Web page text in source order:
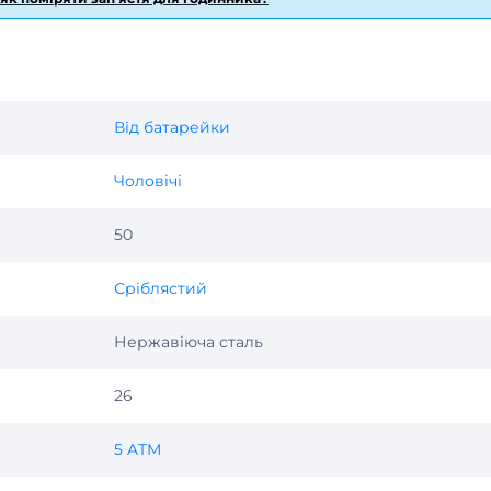
стрілки на циферблаті.
й динаміки.
вибір для тих, хто хоче стильний і водночас практичний
з функціональністю, необхідною в щоденному житті.
Від батарейки
Чоловічі
50
Сріблястий
Нержавіюча сталь
26
5 ATM